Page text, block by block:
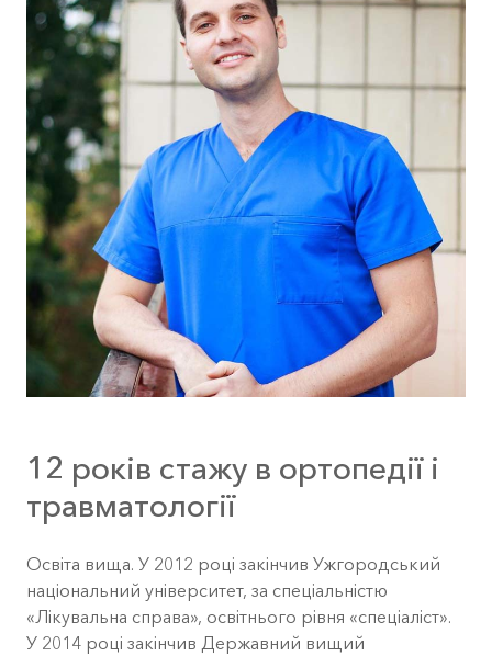
12 років стажу в ортопедії і
травматології
Освіта вища. У 2012 роцi закiнчив Ужгородський
національний університет, за спеціальністю
«Лікувальна справа», освітнього рівня «спеціаліст».
У 2014 році закінчив Державний вищий